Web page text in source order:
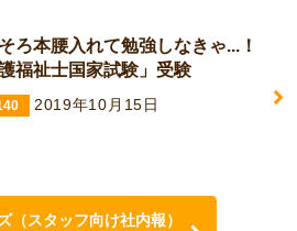
ろ本腰入れて勉強しなきゃ...！
護福祉士国家試験」受験
2019年10月15日
（スタッフ向け社内報）